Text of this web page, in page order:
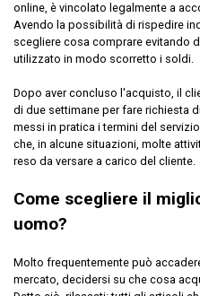
online, è vincolato legalmente a
Avendo la possibilità di rispedire
scegliere cosa comprare evitando
utilizzato in modo scorretto i soldi.
Dopo aver concluso l'acquisto, il
di due settimane per fare richiesta
messi in pratica i termini del
che, in alcune situazioni, molte
reso da versare a carico del cliente.
Come scegliere il
uomo?
Molto frequentemente può
mercato, decidersi su che cosa